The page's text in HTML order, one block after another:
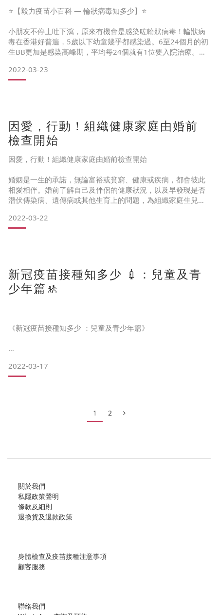
⭐【毅力疫苗小百科 — 輪狀病毒知多少】⭐
小朋友不停上吐下瀉，原來有機會是感染咗輪狀病毒！輪狀病
毒在香港好普遍，5歲以下幼童幾乎都感染過。6至24個月的初
生BB更加是感染高峰期，平均每24個就有1位要入院治療。由
播，在提高衛生意識之餘，接種口服輪狀病毒疫苗成為寶寶的
最佳保護。口服輪狀病毒疫苗有供應「2劑」及「3劑」，兩者
2022-03-23
因愛，行動！組織健康家庭由婚前
檢查開始
因愛，行動！組織健康家庭由婚前檢查開始
婚姻是一生的承諾，無論富裕或貧窮、健康或疾病，都會彼此
相愛相伴。婚前了解自己及伴侶的健康狀況，以及早發現是否
潛伏傳染病、遺傳病或其他生育上的問題，為組織家庭生兒育
地中海貧血患者 就唔可以生BB?
貧血症約佔本港人口8.5%，換言之每11個香港人，就有一位係
輕型地中海貧血患者。由於輕型地中海貧血患者一般不會出現
任何症狀
2022-03-22
新冠疫苗接種知多少 💉：兒童及青
少年篇🚸
《新冠疫苗接種知多少 ：兒童及青少年篇》
本港疫情嚴峻，政府已下調兒童接種新冠疫苗年齡，而不同年
(首針 — 28日 — 第二針 — 90日 — 第三針)
5至11歲 2劑
2022-03-17
1 2
關於我們
私隱政策聲明
條款及細則
退換貨及退款政策
身體檢查及疫苗接種注意事項
顧客服務
聯絡我們